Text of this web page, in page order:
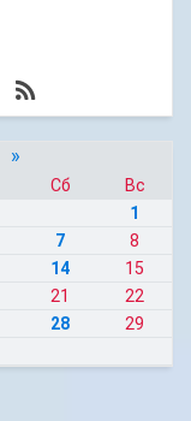
»
Сб
Вс
1
7
8
14
15
21
22
28
29